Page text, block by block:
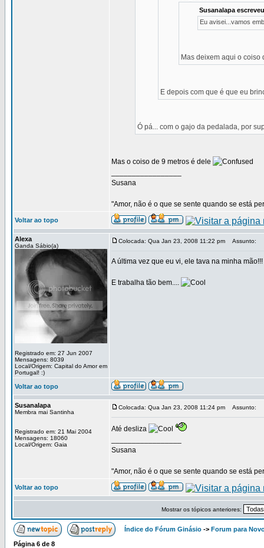
Susanalapa
Eu avisei...vamos
Mas deixem aqui o
E depois com que é que eu
Ó pá... com o gajo da pedalada, por
Mas o coiso de 9 metros é dele
Susana
"Amor, não é o que se sente quando se está
Voltar ao topo
Alexa
Ganda Sábio(a)
Registrado em: 27 Jun 2007
Mensagens: 8039
Local/Origem: Capital do Amor em
Portugal! :)
Colocada: Qua Jan 23, 2008 11:22 pm Assunto:
A última vez que eu vi, ele tava na minha mão!!!
E trabalha tão bem....
Voltar ao topo
Susanalapa
Membra mai Santinha
Registrado em: 21 Mai 2004
Mensagens: 18060
Local/Origem: Gaia
Colocada: Qua Jan 23, 2008 11:24 pm Assunto:
Até desliza
Susana
"Amor, não é o que se sente quando se está
Voltar ao topo
Mostrar os tópicos anteriores:
Índice do Fórum Ginásio -> Forum para
Página 6 de 8